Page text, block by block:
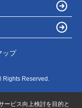
ップ
Rights Reserved.
ービス向上検討を目的と